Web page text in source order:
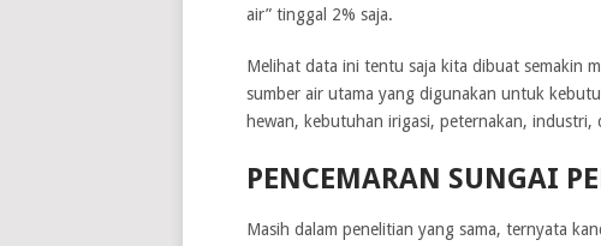
air” tinggal 2% saja.
Melihat data ini tentu saja kita dibuat semakin
sumber air utama yang digunakan untuk
hewan, kebutuhan irigasi, peternakan, industri,
PENCEMARAN SUNGAI
Masih dalam penelitian yang sama, ternyata